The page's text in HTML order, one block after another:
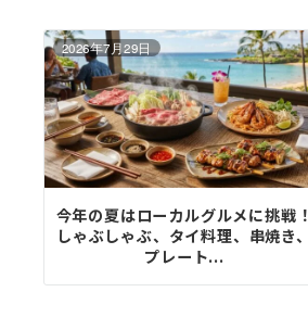
2026年7月29日
今年の夏はローカルグルメに挑戦！
しゃぶしゃぶ、タイ料理、串焼き、
プレート...